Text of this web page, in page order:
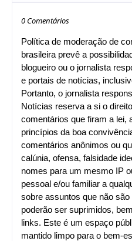
0 Comentários
Política de moderação de
brasileira prevê a
blogueiro ou o jornalista
e portais de notícias,
Portanto, o jornalista
Notícias reserva a si o
comentários que firam a lei,
princípios da boa
comentários anônimos ou
calúnia, ofensa, falsidade
nomes para um mesmo IP
pessoal e/ou familiar a
sobre assuntos que não
poderão ser suprimidos,
links. Este é um espaço
mantido limpo para o bem-